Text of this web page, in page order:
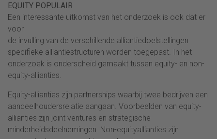
EQUITY POPULAIR
Een interessante uitkomst van het onderzoek is ook dat er
voor
de invulling van de verschillende alliantiedoelstellingen
specifieke alliantiestructuren worden toegepast. In het
onderzoek is onderscheid gemaakt tussen equity- en non-
equity-allianties.
Equity-allianties zijn partnerships waarbij twee bedrijven een
aandeelhoudersrelatie aangaan. Voorbeelden van equity-
allianties zijn joint ventures en strategische
minderheidsdeelnemingen. Non-equityallianties zijn